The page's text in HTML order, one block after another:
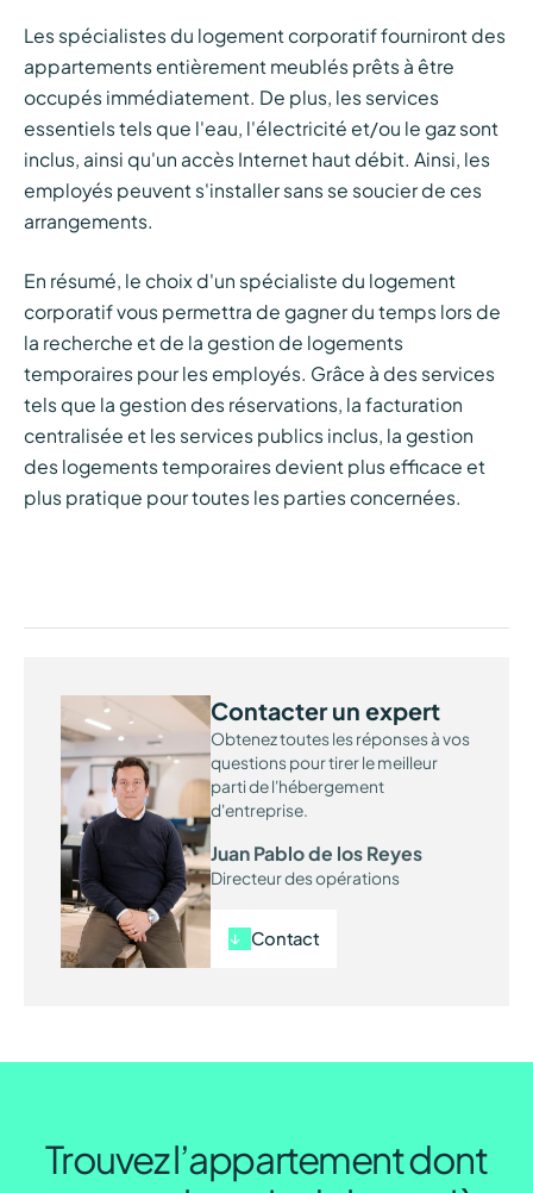
Les spécialistes du logement corporatif fourniront des
appartements entièrement meublés prêts à être
occupés immédiatement. De plus, les services
essentiels tels que l'eau, l'électricité et/ou le gaz sont
inclus, ainsi qu'un accès Internet haut débit. Ainsi, les
employés peuvent s'installer sans se soucier de ces
arrangements.
En résumé, le choix d'un spécialiste du logement
corporatif vous permettra de gagner du temps lors de
la recherche et de la gestion de logements
temporaires pour les employés. Grâce à des services
tels que la gestion des réservations, la facturation
centralisée et les services publics inclus, la gestion
des logements temporaires devient plus efficace et
plus pratique pour toutes les parties concernées.
Contacter un expert
Obtenez toutes les réponses à vos
questions pour tirer le meilleur
parti de l'hébergement
d'entreprise.
Juan Pablo de los Reyes
Directeur des opérations
Contact
Trouvez l’appartement dont